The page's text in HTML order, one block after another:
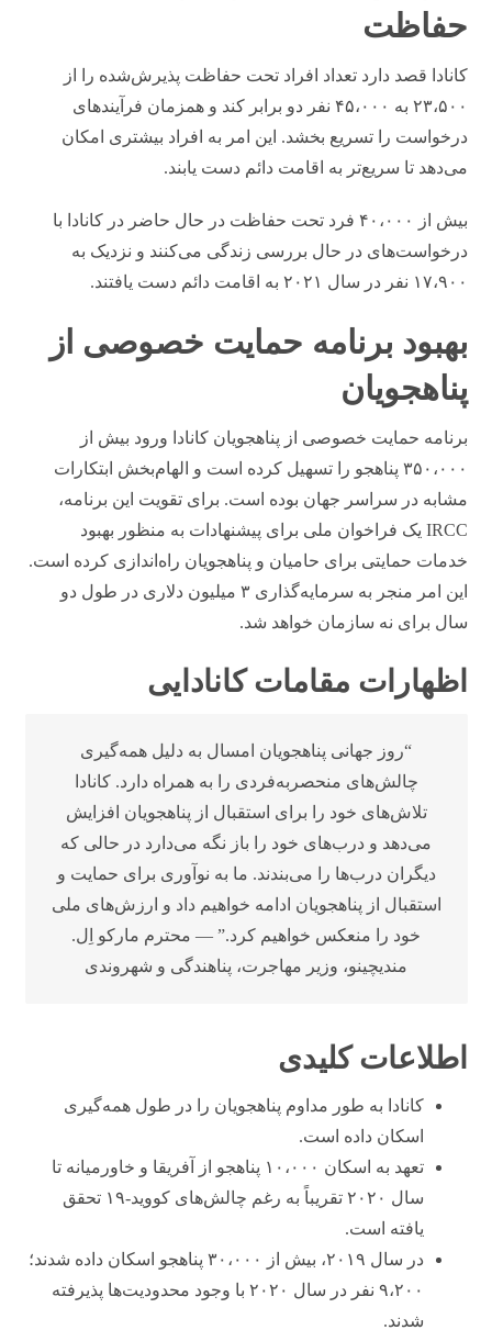
حفاظت
کانادا قصد دارد تعداد افراد تحت حفاظت پذیرش‌شده را از
۲۳،۵۰۰ به ۴۵،۰۰۰ نفر دو برابر کند و همزمان فرآیندهای
درخواست را تسریع بخشد. این امر به افراد بیشتری امکان
می‌دهد تا سریع‌تر به اقامت دائم دست یابند.
بیش از ۴۰،۰۰۰ فرد تحت حفاظت در حال حاضر در کانادا با
درخواست‌های در حال بررسی زندگی می‌کنند و نزدیک به
۱۷،۹۰۰ نفر در سال ۲۰۲۱ به اقامت دائم دست یافتند.
بهبود برنامه حمایت خصوصی از
پناهجویان
برنامه حمایت خصوصی از پناهجویان کانادا ورود بیش از
۳۵۰،۰۰۰ پناهجو را تسهیل کرده است و الهام‌بخش ابتکارات
مشابه در سراسر جهان بوده است. برای تقویت این برنامه،
IRCC یک فراخوان ملی برای پیشنهادات به منظور بهبود
خدمات حمایتی برای حامیان و پناهجویان راه‌اندازی کرده است.
این امر منجر به سرمایه‌گذاری ۳ میلیون دلاری در طول دو
سال برای نه سازمان خواهد شد.
اظهارات مقامات کانادایی
“روز جهانی پناهجویان امسال به دلیل همه‌گیری
چالش‌های منحصربه‌فردی را به همراه دارد. کانادا
تلاش‌های خود را برای استقبال از پناهجویان افزایش
می‌دهد و درب‌های خود را باز نگه می‌دارد در حالی که
دیگران درب‌ها را می‌بندند. ما به نوآوری برای حمایت و
استقبال از پناهجویان ادامه خواهیم داد و ارزش‌های ملی
خود را منعکس خواهیم کرد.” — محترم مارکو اِل.
مندیچینو، وزیر مهاجرت، پناهندگی و شهروندی
اطلاعات کلیدی
کانادا به طور مداوم پناهجویان را در طول همه‌گیری
اسکان داده است.
تعهد به اسکان ۱۰،۰۰۰ پناهجو از آفریقا و خاورمیانه تا
سال ۲۰۲۰ تقریباً به رغم چالش‌های کووید-۱۹ تحقق
یافته است.
در سال ۲۰۱۹، بیش از ۳۰،۰۰۰ پناهجو اسکان داده شدند؛
۹،۲۰۰ نفر در سال ۲۰۲۰ با وجود محدودیت‌ها پذیرفته
شدند.